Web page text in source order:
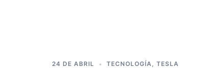
24 DE ABRIL TECNOLOGÍA, TESLA